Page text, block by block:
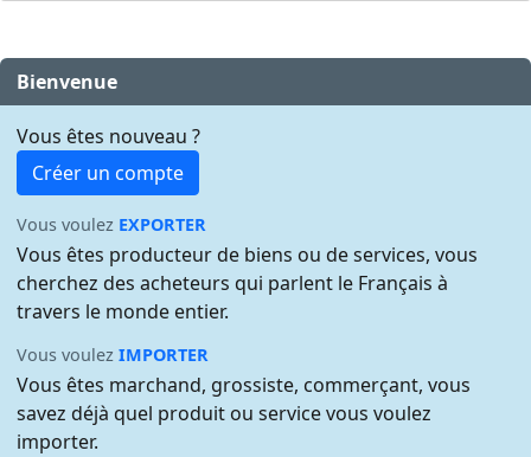
Bienvenue
Vous êtes nouveau ?
Créer un compte
Vous voulez EXPORTER
Vous êtes producteur de biens ou de services, vous
cherchez des acheteurs qui parlent le Français à
travers le monde entier.
Vous voulezIMPORTER
Vous êtes marchand, grossiste, commerçant, vous
savez déjà quel produit ou service vous voulez
importer.